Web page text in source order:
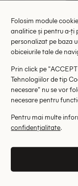
RRP:
- 75%
Folosim module
analitice și pentru a-ți
personalizat pe baza
obiceiurile tale de
Prin click pe
Tehnologiilor de tip
necesare" nu se vor
necesare pentru
Pentru mai multe
confidențialitate.